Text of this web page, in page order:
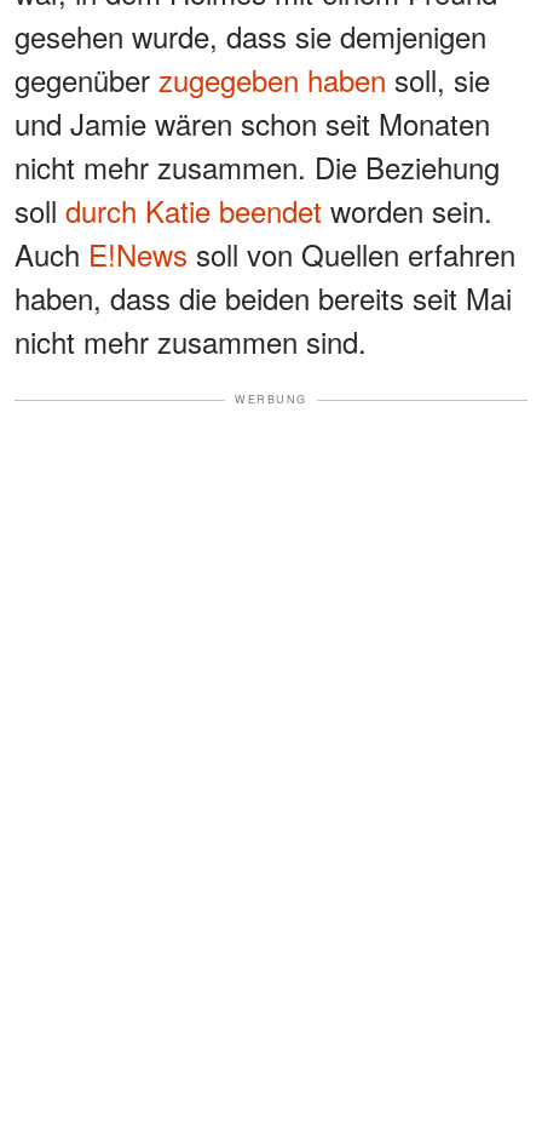
gesehen wurde, dass sie demjenigen
gegenüber zugegeben haben soll, sie
und Jamie wären schon seit Monaten
nicht mehr zusammen. Die Beziehung
soll durch Katie beendet worden sein.
Auch E!News soll von Quellen erfahren
haben, dass die beiden bereits seit Mai
nicht mehr zusammen sind.
WERBUNG